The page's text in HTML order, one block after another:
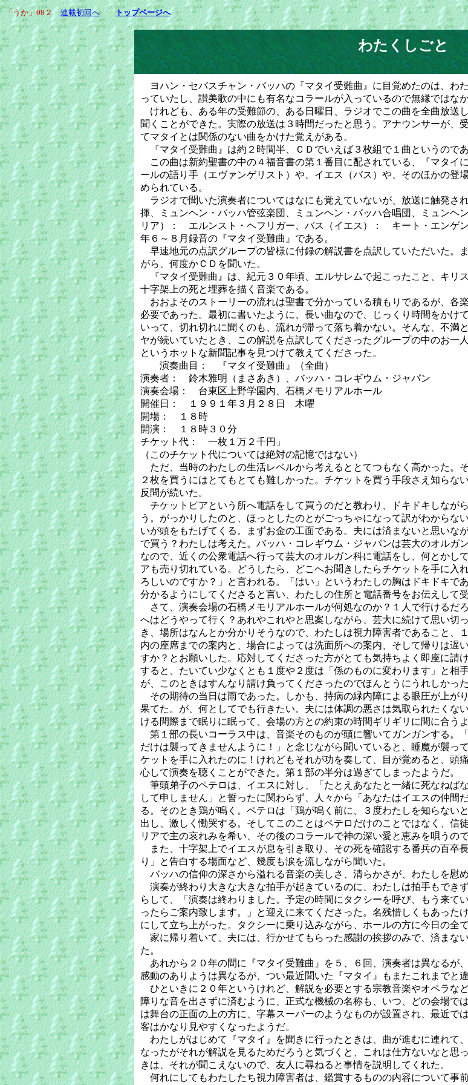
「うか」08２連載初回へ トップページへ
わたくしごと
木村多恵
ヨハン・セバスチャン・バッハの『マタイ受難曲』に目覚めたのは、わ
っていたし、讃美歌の中にも有名なコラールが入っているので無縁ではなか
けれども、ある年の受難節の、ある日曜日、ラジオでこの曲を全曲放送
聞くことができた。実際の放送は３時間だったと思う。アナウンサーが、
てマタイとは関係のない曲をかけた覚えがある。
『マタイ受難曲』は約２時間半、ＣＤでいえば３枚組で１曲というので
この曲は新約聖書の中の４福音書の第１番目に配されている、『マタイ
ールの語り手（エヴァンゲリスト）や、イエス（バス）や、そのほかの登
められている。
ラジオで聞いた演奏者についてはなにも覚えていないが、放送に触発さ
揮、ミュンヘン・バッハ管弦楽団、ミュンヘン・バッハ合唱団、ミュン
リア）： エルンスト・ヘフリガー、バス（イエス）： キート・エンゲ
年６～８月録音の『マタイ受難曲』である。
早速地元の点訳グループの皆様に付録の解説書を点訳していただいた。
がら、何度かＣＤを聞いた。
『マタイ受難曲』は、紀元３０年頃、エルサレムで起こったこと、キリ
十字架上の死と埋葬を描く音楽である。
おおよそのストーリーの流れは聖書で分かっている積もりであるが、各
必要であった。最初に書いたように、長い曲なので、じっくり時間をかけ
いって、切れ切れに聞くのも、流れが滞って落ち着かない。そんな、不満
ヤが続いていたとき、この解説を点訳してくださったグループの中のお一
というホットな新聞記事を見つけて教えてくださった。
演奏曲目： 『マタイ受難曲』（全曲）
演奏者： 鈴木雅明（まさあき）、バッハ・コレギウム・ジャパン
演奏会場： 台東区上野学園内、石橋メモリアルホール
開催日： １９９１年３月２８日 木曜
開場： １８時
開演： １８時３０分
チケット代： 一枚１万２千円」
（このチケット代については絶対の記憶ではない）
ただ、当時のわたしの生活レベルから考えるととてつもなく高かった。
２枚を買うにはとてもとても難しかった。チケットを買う手段さえ知らな
反問が続いた。
チケットピアという所へ電話をして買うのだと教わり、ドキドキしなが
う。がっかりしたのと、ほっとしたのとがごっちゃになって訳がわからな
いが頭をもたげてくる。まずお金の工面である。夫には済まないと思いな
で買う？わたしは考えた。バッハ・コレギウム・ジャパンは芸大のオルガ
なので、近くの公衆電話へ行って芸大のオルガン科に電話をし、何とかし
アも売り切れている。どうしたら、どこへお聞きしたらチケットを手に入
ろしいのですか？」と言われる。「はい」というわたしの胸はドキドキで
分かるようにしてくださると言い、わたしの住所と電話番号をお伝えして
さて、演奏会場の石橋メモリアルホールが何処なのか？１人で行けるだ
へはどうやって行く？あれやこれやと思案しながら、芸大に続けて思い切
き、場所はなんとか分かりそうなので、わたしは視力障害者であること、
内の座席までの案内と、場合によっては洗面所への案内、そして帰りは遅
すか？とお願いした。応対してくださった方がとても気持ちよく即座に請
すると、たいてい少なくとも１度や２度は「係のものに変わります」と相
が、このときはすんなり請け負ってくださったのでほんとうにうれしかった
その期待の当日は雨であった。しかも、持病の緑内障による眼圧が上が
果てた。が、何としてでも行きたい。夫には体調の悪さは気取られたくな
ける間際まで眠りに眠って、会場の方との約束の時間ギリギリに間に合う
第１部の長いコーラス中は、音楽そのものが頭に響いてガンガンする。
だけは襲ってきませんように！」と念じながら聞いていると、睡魔が襲っ
ケットを手に入れたのに！けれどもそれが功を奏して、目が覚めると、頭
心して演奏を聴くことができた。第１部の半分は過ぎてしまったようだ。
筆頭弟子のペテロは、イエスに対し、「たとえあなたと一緒に死なねば
して申しません」と誓ったに関わらず、人々から「あなたはイエスの仲間
る。そのとき鶏が鳴く。ペテロは「鶏が鳴く前に、３度わたしを知らない
出し、激しく慟哭する。そしてこのことはペテロだけのことではなく、信
リアで主の哀れみを希い、その後のコラールで神の深い愛と恵みを唄うので
また、十字架上でイエスが息を引き取り、その死を確認する番兵の百卒
り」と告白する場面など、幾度も涙を流しながら聞いた。
バッハの信仰の深さから溢れる音楽の美しさ、清らかさが、わたしを慰
演奏が終わり大きな大きな拍手が起きているのに、わたしは拍手もでき
らして、「演奏は終わりました。予定の時間にタクシーを呼び、もう来て
ったらご案内致します。」と迎えに来てくださった。名残惜しくもあった
にして立ち上がった。タクシーに乗り込みながら、ホールの方に今日の全
家に帰り着いて、夫には、行かせてもらった感謝の挨拶のみで、済まな
た。
あれから２０年の間に『マタイ受難曲』を５、６回、演奏者は異なるが
感動のありようは異なるが、つい最近聞いた『マタイ』もまたこれまでと
ひといきに２０年というけれど、解説を必要とする宗教音楽やオペラな
障りな音を出さずに済むように、正式な機械の名称も、いつ、どの会場で
は舞台の正面の上の方に、字幕スーパーのようなものが設置され、最近
客はかなり見やすくなったようだ。
わたしがはじめて『マタイ』を聞きに行ったときは、曲が進むに連れて
なったがそれが解説を見るためだろうと気づくと、これは仕方ないなと思
きは、それが聞こえないので、友人に尋ねると事情を説明してくれた。
何れにしてもわたしたち視力障害者は、鑑賞するものの内容について事